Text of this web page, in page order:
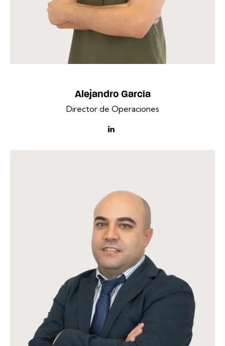
Alejandro García
Director de Operaciones
linkedin